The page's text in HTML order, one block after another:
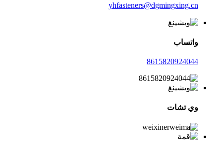
yhfasteners@dgmingxing.cn
واتساب
8615820924044
وي تشات